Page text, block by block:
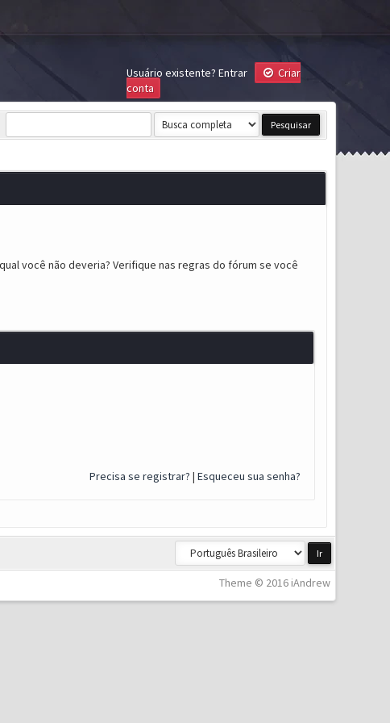
Usuário existente? Entrar
Criar
conta
você não deveria? Verifique nas regras do fórum se você
Precisa se registrar? | Esqueceu sua senha?
Theme © 2016 iAndrew